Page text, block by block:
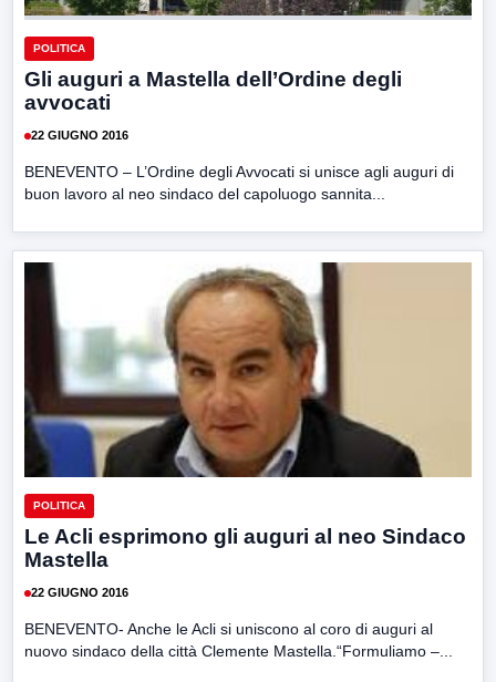
POLITICA
Gli auguri a Mastella dell’Ordine degli
avvocati
22 GIUGNO 2016
BENEVENTO – L’Ordine degli Avvocati si unisce agli auguri di
buon lavoro al neo sindaco del capoluogo sannita...
POLITICA
Le Acli esprimono gli auguri al neo Sindaco
Mastella
22 GIUGNO 2016
BENEVENTO- Anche le Acli si uniscono al coro di auguri al
nuovo sindaco della città Clemente Mastella.“Formuliamo –...